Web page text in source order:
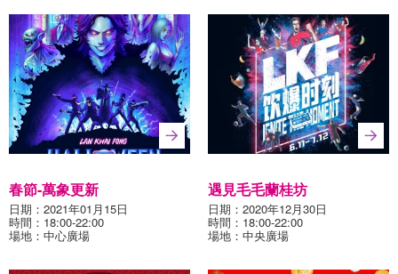
春節-萬象更新
日期：2021年01月15日
時間：18:00-22:00
場地：中心廣場
遇見毛毛蘭桂坊
日期：2020年12月30日
時間：18:00-22:00
場地：中央廣場